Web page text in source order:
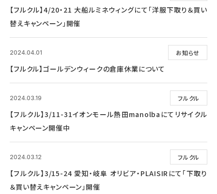
【フルクル】4/20・21 大船ルミネウィングにて「洋服下取り＆買い
替えキャンペーン」開催
お知らせ
2024.04.01
【フルクル】ゴールデンウィークの倉庫休業について
フルクル
2024.03.19
【フルクル】3/11-31イオンモール熱田manolbaにてリサイクル
キャンペーン開催中
フルクル
2024.03.12
【フルクル】3/15-24 愛知・岐阜 オリビア・PLAISIRにて「下取り
＆買い替えキャンペーン」開催